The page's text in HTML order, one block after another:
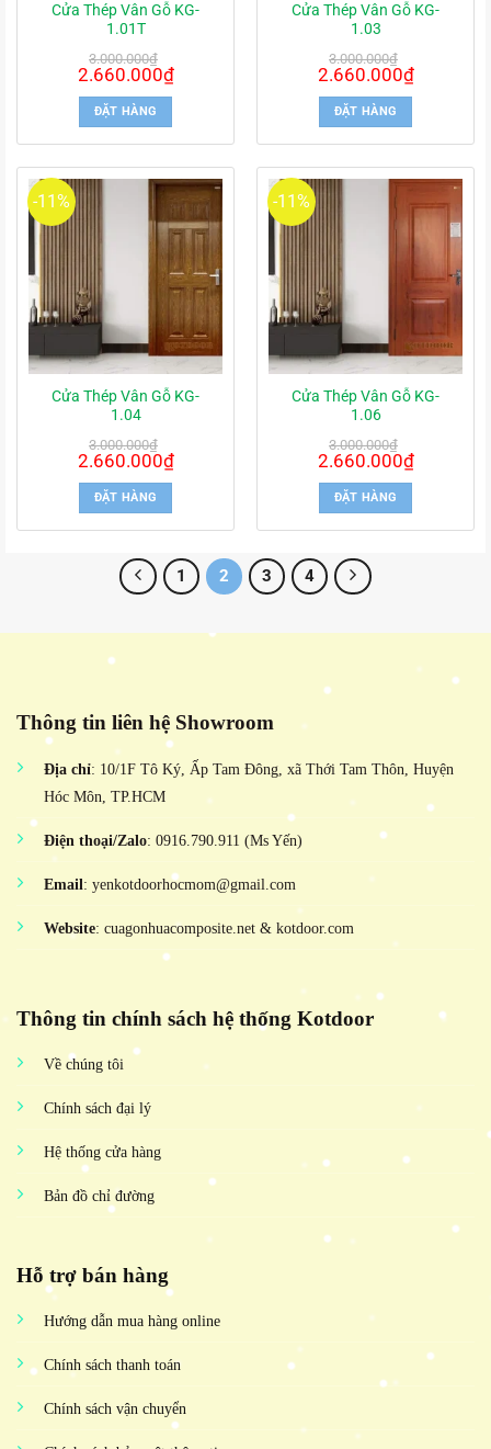
Cửa Thép Vân Gỗ KG-
1.01T
3.000.000₫
Giá
gốc
là:
3.000.000₫.
2.660.000₫Giá
hiện
ĐẶT HÀNG
Cửa Thép Vân Gỗ KG-
1.03
3.000.000₫
Giá
gốc
là:
3.000.000₫.
2.660.000₫Giá
hiện
ĐẶT HÀNG
-11%
Cửa Thép Vân Gỗ KG-
1.04
3.000.000₫
Giá
gốc
là:
3.000.000₫.
2.660.000₫Giá
hiện
ĐẶT HÀNG
-11%
Cửa Thép Vân Gỗ KG-
1.06
3.000.000₫
Giá
gốc
là:
3.000.000₫.
2.660.000₫Giá
hiện
ĐẶT HÀNG
1 2 3 4
Thông tin liên hệ Showroom
Địa chỉ: 10/1F Tô Ký, Ấp Tam Đông, xã Thới Tam Thôn, Huyện
Hóc Môn, TP.HCM
Điện thoại/Zalo: 0916.790.911 (Ms Yến)
Email: yenkotdoorhocmom@gmail.com
Website: cuagonhuacomposite.net & kotdoor.com
Thông tin chính sách hệ thống Kotdoor
Về chúng tôi
Chính sách đại lý
Hệ thống cửa hàng
Bản đồ chỉ đường
Hỗ trợ bán hàng
Hướng dẫn mua hàng online
Chính sách thanh toán
Chính sách vận chuyển